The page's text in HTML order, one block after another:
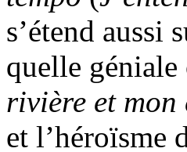
s’étend aussi
quelle
rivière et mon
et l’héroïsme